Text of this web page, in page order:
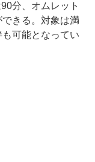
分、オムレット
きる。対象は満
可能となってい